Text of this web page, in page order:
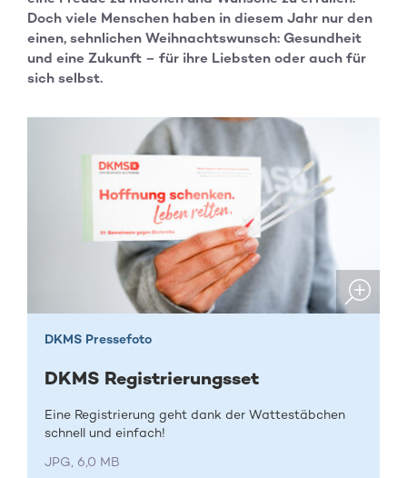
Doch viele Menschen haben in diesem Jahr nur den
einen, sehnlichen Weihnachtswunsch: Gesundheit
und eine Zukunft – für ihre Liebsten oder auch für
sich selbst.
DKMS Pressefoto
DKMS Registrierungsset
Eine Registrierung geht dank der Wattestäbchen
schnell und einfach!
JPG, 6,0 MB